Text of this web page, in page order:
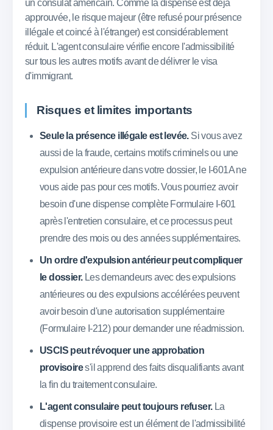
un consulat américain. Comme la dispense est déjà
approuvée, le risque majeur (être refusé pour présence
illégale et coincé à l'étranger) est considérablement
réduit. L'agent consulaire vérifie encore l'admissibilité
sur tous les autres motifs avant de délivrer le visa
d'immigrant.
Risques et limites importants
Seule la présence illégale est levée.Si vous avez
aussi de la fraude, certains motifs criminels ou une
expulsion antérieure dans votre dossier, le I-601A ne
vous aide pas pour ces motifs. Vous pourriez avoir
besoin d'une dispense complète Formulaire I-601
après l'entretien consulaire, et ce processus peut
prendre des mois ou des années supplémentaires.
Un ordre d'expulsion antérieur peut compliquer
le dossier.Les demandeurs avec des expulsions
antérieures ou des expulsions accélérées peuvent
avoir besoin d'une autorisation supplémentaire
(Formulaire I-212) pour demander une réadmission.
USCIS peut révoquer une approbation
provisoires'il apprend des faits disqualifiants avant
la fin du traitement consulaire.
L'agent consulaire peut toujours refuser.La
dispense provisoire est un élément de l'admissibilité